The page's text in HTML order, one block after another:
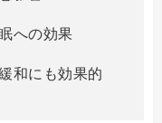
への効果
和にも効果的